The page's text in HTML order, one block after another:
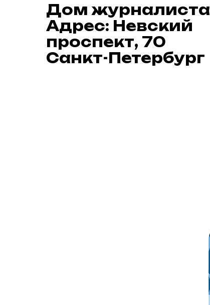
Дом журналиста
Адрес: Невский
проспект, 70
Санкт-Петербург